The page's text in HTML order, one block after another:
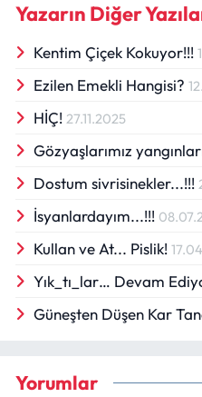
Yazarın Diğer
Kentim Çiçek Kokuyor!!!
Ezilen Emekli Hangisi?
HİÇ! 27.11.2025
Gözyaşlarımız
Dostum sivrisinekler...!!!
İsyanlardayım...!!!
Kullan ve At... Pislik!
Yık_tı_lar… Devam
Güneşten Düşen Kar
Yorumlar